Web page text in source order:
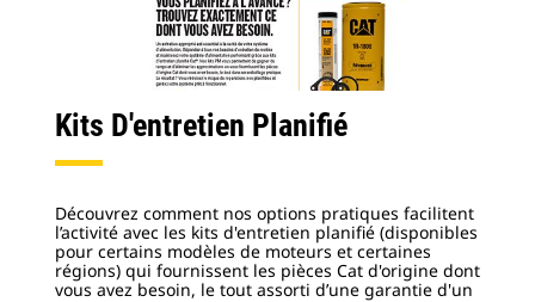
Kits D'entretien Planifié
Découvrez comment nos options pratiques facilitent
l’activité avec les kits d'entretien planifié (disponibles
pour certains modèles de moteurs et certaines
régions) qui fournissent les pièces Cat d'origine dont
vous avez besoin, le tout assorti d’une garantie d'un